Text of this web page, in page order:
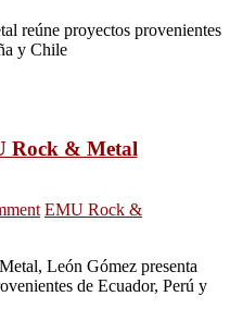
reúne proyectos provenientes
y Chile
Rock & Metal
EMU Rock &
León Gómez presenta
de Ecuador, Perú y